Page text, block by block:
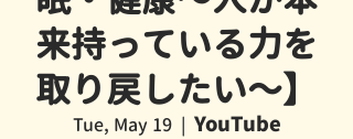
来持っている力を
取り戻したい〜】
Tue, May 19
  |
YouTube